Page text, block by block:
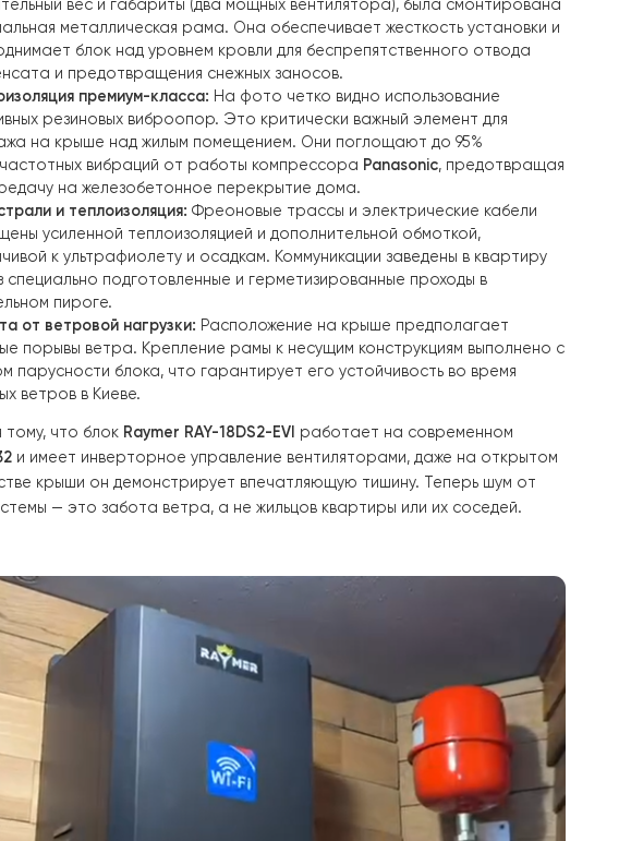
1. Монтаж наружного блока на крыше
Вынос теплового насоса мощностью18 кВтна крышу многоэтажки —
идеальное решение с точки зрения акустического комфорта, но оно
особого внимания к виброизоляции и герметичности кровли.
Ключевые особенности монтажа:
Усиленная опорная конструкция:Поскольку наружный блок имеет
значительный вес и габариты (два мощных вентилятора), была
специальная металлическая рама. Она обеспечивает жесткость
приподнимает блок над уровнем кровли для беспрепятственного
конденсата и предотвращения снежных заносов.
Виброизоляция премиум-класса:
массивных резиновых виброопор. Это критически важный элемент
монтажа на крыше над жилым помещением. Они поглощают до 95%
низкочастотных вибраций от работы компрессора
Магистрали и теплоизоляция:Фреоновые трассы и электрические
защищены усиленной теплоизоляцией и дополнительной обмоткой,
устойчивой к ультрафиолету и осадкам. Коммуникации заведены в
через специально подготовленные и герметизированные проходы
сильные порывы ветра. Крепление рамы к несущим конструкциям
учетом парусности блока, что гарантирует его устойчивость во
сильных ветров в Киеве.
Благодаря тому, что блок Raymer RAY-18DS2-EVI работает на
фреоне и имеет инверторное управление вентиляторами, даже на
пространстве крыши он демонстрирует впечатляющую тишину. Теперь
работы системы — это забота ветра, а не жильцов квартиры или их